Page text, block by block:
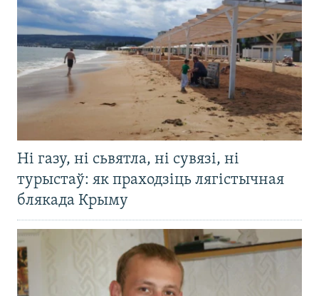
Ні газу, ні сьвятла, ні сувязі, ні
турыстаў: як праходзіць лягістычная
блякада Крыму